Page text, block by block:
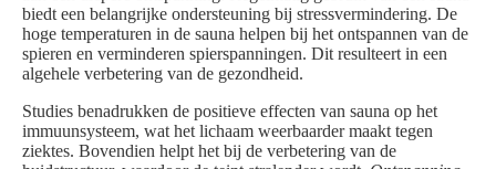
biedt een belangrijke ondersteuning bij stressvermindering. De
hoge temperaturen in de sauna helpen bij het ontspannen van de
spieren en verminderen spierspanningen. Dit resulteert in een
algehele verbetering van de gezondheid.
Studies benadrukken de positieve effecten van sauna op het
immuunsysteem, wat het lichaam weerbaarder maakt tegen
ziektes. Bovendien helpt het bij de verbetering van de